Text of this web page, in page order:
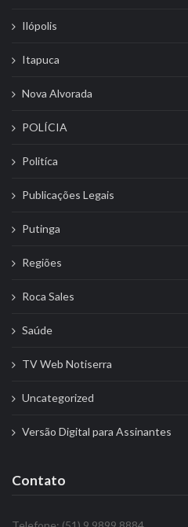
Ilópolis
Itapuca
Nova Alvorada
POLÍCIA
Politíca
Publicações Legais
Putinga
Regiões
Roca Sales
Saúde
TV Web Notiserra
Uncategorized
Versão Digital para Assinantes
Contato